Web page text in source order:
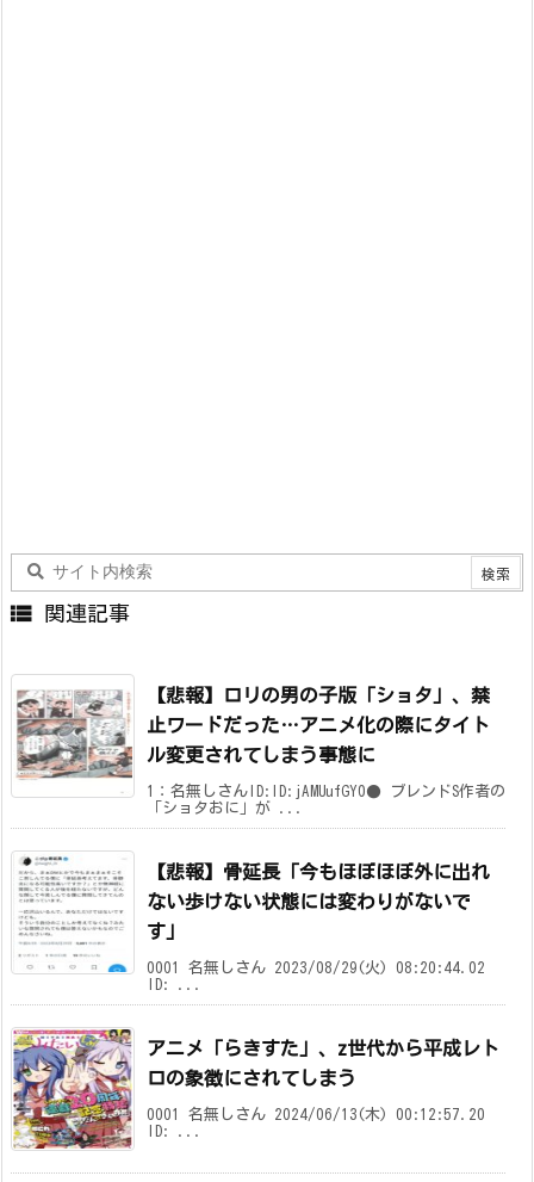
 関連記事
【悲報】ロリの男の子版「ショタ」、禁
止ワードだった…アニメ化の際にタイト
ル変更されてしまう事態に
1：名無しさんID:ID:jAMUufGY0● ブレンドS作者の
「ショタおに」が ...
【悲報】骨延長「今もほぼほぼ外に出れ
ない歩けない状態には変わりがないで
す」
0001 名無しさん 2023/08/29(火) 08:20:44.02
ID: ...
アニメ「らきすた」、z世代から平成レト
ロの象徴にされてしまう
0001 名無しさん 2024/06/13(木) 00:12:57.20
ID: ...